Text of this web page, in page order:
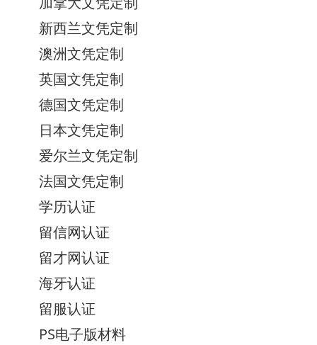
新西兰文凭定制
澳洲文凭定制
英国文凭定制
德国文凭定制
日本文凭定制
爱尔兰文凭定制
法国文凭定制
学历认证
留信网认证
留才网认证
海牙认证
留服认证
PS电子版材料